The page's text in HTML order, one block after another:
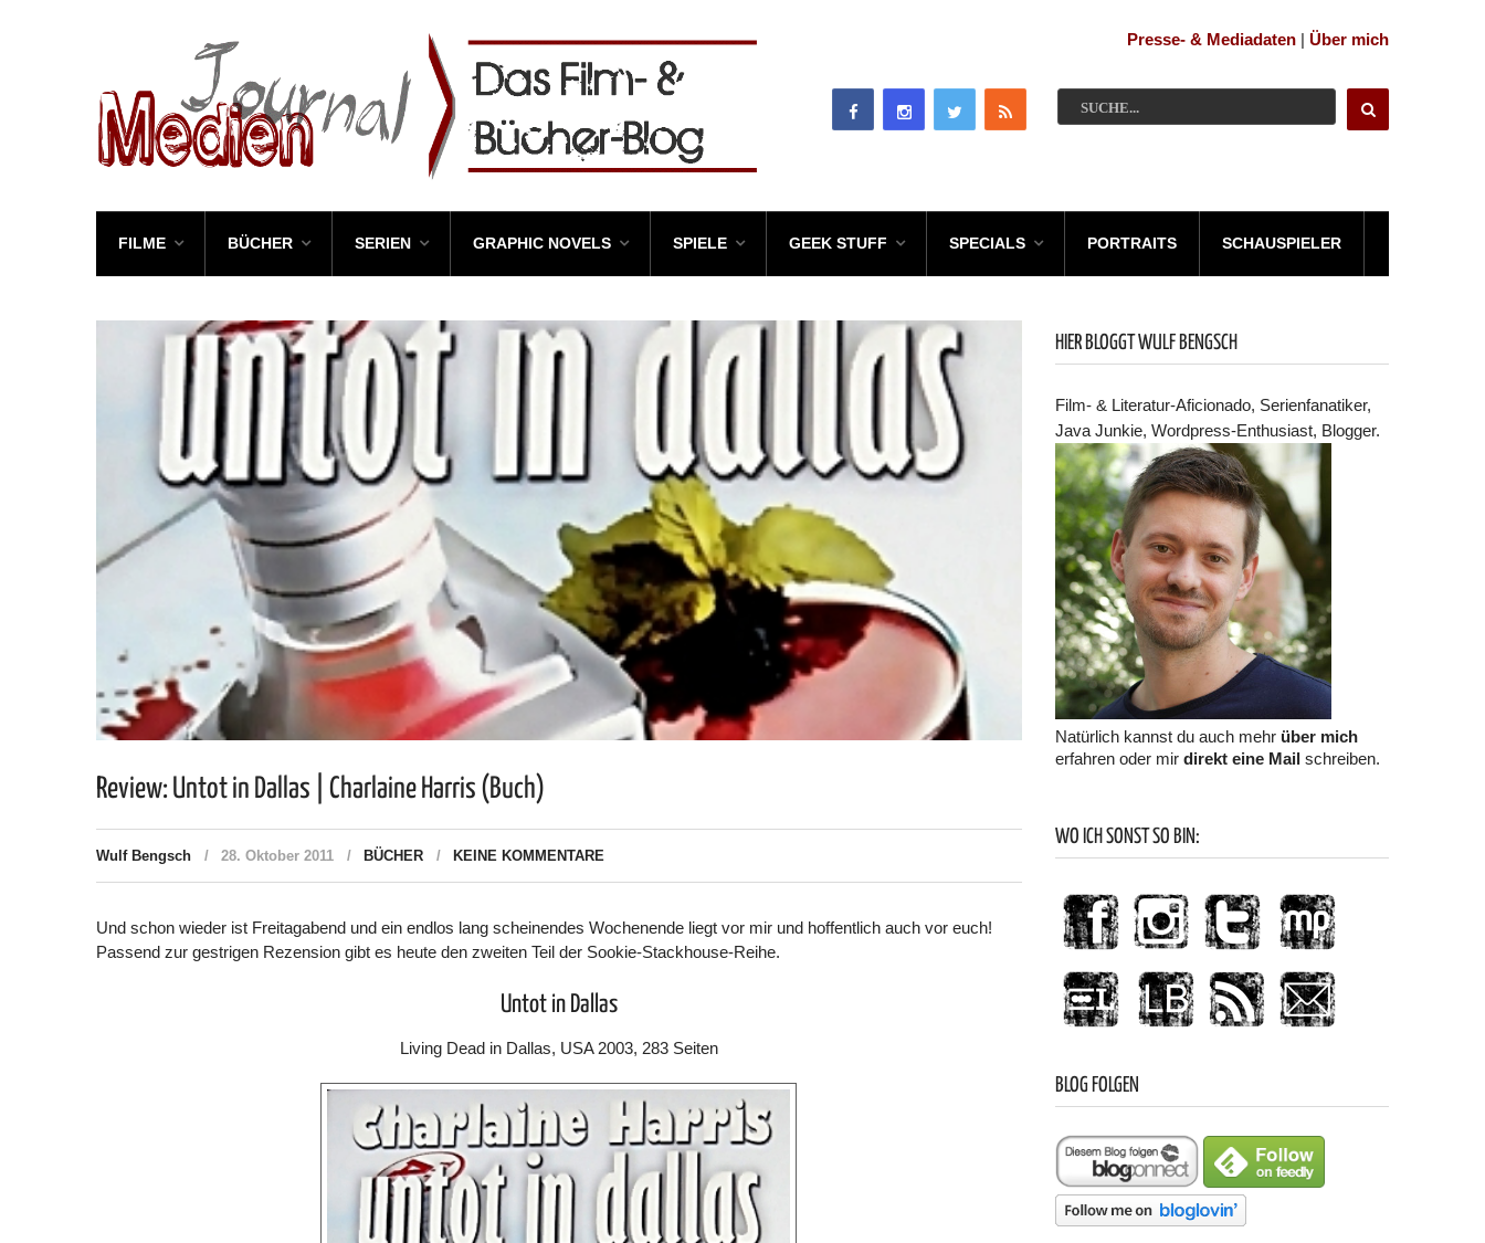
Presse- & Mediadaten | Über mich
FILME BÜCHER SERIEN GRAPHIC NOVELS SPIELE GEEK STUFF SPECIALS PORTRAITS SCHAUSPIELER
Review: Untot in Dallas | Charlaine Harris (Buch)
Wulf Bengsch 28. Oktober 2011 BÜCHER KEINE KOMMENTARE
Und schon wieder ist Freitagabend und ein endlos lang scheinendes Wochenende liegt vor mir und hoffentlich auch vor euch!
Passend zur gestrigen Rezension gibt es heute den zweiten Teil der Sookie-Stackhouse-Reihe.
Untot in Dallas
Living Dead in Dallas, USA 2003, 283 Seiten
HIER BLOGGT WULF BENGSCH
Film- & Literatur-Aficionado, Serienfanatiker,
Java Junkie, Wordpress-Enthusiast, Blogger.
Natürlich kannst du auch mehr über mich
erfahren oder mirdirekt eine Mail schreiben.
WO ICH SONST SO BIN:
BLOG FOLGEN